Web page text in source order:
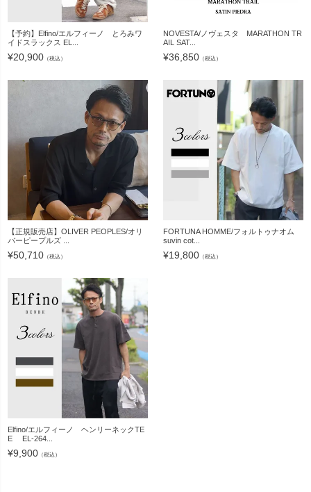
【予約】Elfino/エルフィーノ とろみワ
イドスラックス EL...
¥20,900 （税込）
NOVESTA/ノヴェスタ MARATHON TR
AIL SAT...
¥36,850 （税込）
【正規販売店】OLIVER PEOPLES/オリ
バーピープルズ ...
¥50,710 （税込）
FORTUNA HOMME/フォルトゥナオム
suvin cot...
¥19,800 （税込）
Elfino/エルフィーノ ヘンリーネックTE
E EL-264...
¥9,900 （税込）